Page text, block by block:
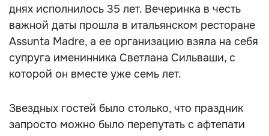
днях исполнилось 35 лет. Вечеринка в честь
важной даты прошла в итальянском ресторане
Assunta Madre, а ее организацию взяла на себя
супруга именинника Светлана Сильваши, с
которой он вместе уже семь лет.
Звездных гостей было столько, что праздник
запросто можно было перепутать с афтепати